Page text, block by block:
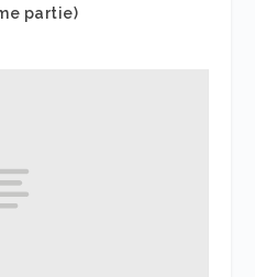
partie)